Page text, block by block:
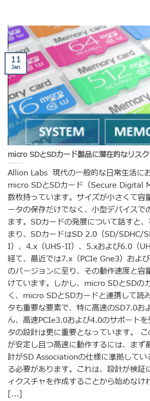
micro SDとSDカード製品に潜在的なリス
Allion Labs 現代の一般的な日常生活に
micro SDとSDカード（Secure Digital
数枚持っています。サイズが小さくて容
ータの保存だけでなく、小型デバイスで
ます。SDカードの発展について話すと
まり、SDカードはSD 2.0（SD/SDHC/
I）、4.x（UHS-II）、5.xおよび6.0（
経て、最近では7.x（PCIe Gne3）およ
のバージョンに至り、その動作速度と容
けています。しかし、micro SDとSDの
く、micro SDとSDカードと連携して読
タも重要な要素で、特に高速のSD7.0お
ん、高速PCIe3.0および4.0のサポート
タの設計は更に重要となっています。
が安定し且つ高速に動作するには、まず
計がSD Associationの仕様に準拠してい
る必要があります。これは、設計が検証
ィクスチャを作成することから始めなけ
[...]
11
Jan